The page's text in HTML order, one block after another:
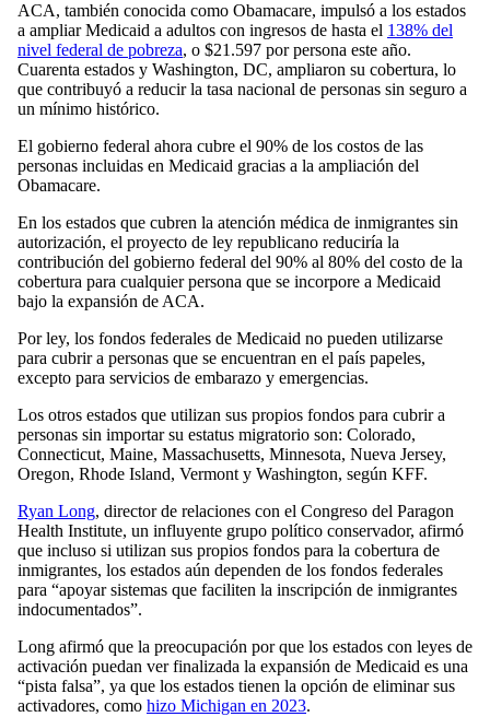
ACA, también conocida como Obamacare, impulsó a los estados
a ampliar Medicaid a adultos con ingresos de hasta el 138% del
nivel federal de pobreza, o $21.597 por persona este año.
Cuarenta estados y Washington, DC, ampliaron su cobertura, lo
que contribuyó a reducir la tasa nacional de personas sin seguro a
un mínimo histórico.
El gobierno federal ahora cubre el 90% de los costos de las
personas incluidas en Medicaid gracias a la ampliación del
Obamacare.
En los estados que cubren la atención médica de inmigrantes sin
autorización, el proyecto de ley republicano reduciría la
contribución del gobierno federal del 90% al 80% del costo de la
cobertura para cualquier persona que se incorpore a Medicaid
bajo la expansión de ACA.
Por ley, los fondos federales de Medicaid no pueden utilizarse
para cubrir a personas que se encuentran en el país papeles,
excepto para servicios de embarazo y emergencias.
Los otros estados que utilizan sus propios fondos para cubrir a
personas sin importar su estatus migratorio son: Colorado,
Connecticut, Maine, Massachusetts, Minnesota, Nueva Jersey,
Oregon, Rhode Island, Vermont y Washington, según KFF.
Ryan Long, director de relaciones con el Congreso del Paragon
Health Institute, un influyente grupo político conservador, afirmó
que incluso si utilizan sus propios fondos para la cobertura de
inmigrantes, los estados aún dependen de los fondos federales
para “apoyar sistemas que faciliten la inscripción de inmigrantes
indocumentados”.
Long afirmó que la preocupación por que los estados con leyes de
activación puedan ver finalizada la expansión de Medicaid es una
“pista falsa”, ya que los estados tienen la opción de eliminar sus
activadores, como hizo Michigan en 2023.